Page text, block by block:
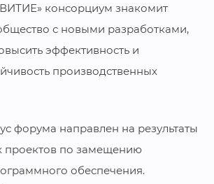
консорциум знакомит
с новыми разработками,
эффективность и
производственных
форума направлен на результаты
проектов по замещению
обеспечения.